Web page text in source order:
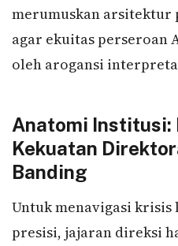
merumuskan arsitektur
agar ekuitas perseroan
oleh arogansi
Anatomi Institusi:
Kekuatan
Banding
Untuk menavigasi krisis
presisi, jajaran direksi